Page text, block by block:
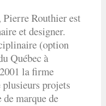
Pierre Routhier est
et designer.
(option
Québec à
la firme
projets
marque de